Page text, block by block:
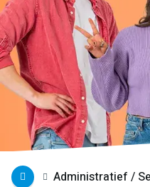
Administratief /